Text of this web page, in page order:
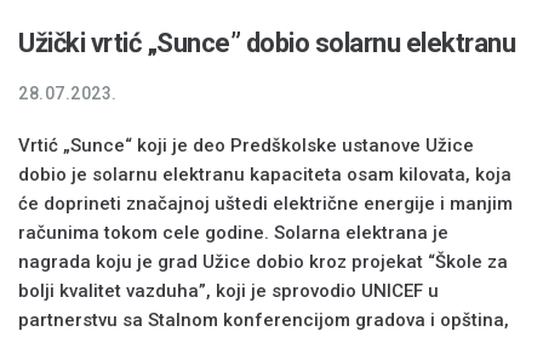
Užički vrtić „Sunce” dobio solarnu elektranu
28.07.2023.
Vrtić „Sunce“ koji je deo Predškolske ustanove Užice
dobio je solarnu elektranu kapaciteta osam kilovata, koja
će doprineti značajnoj uštedi električne energije i manjim
računima tokom cele godine. Solarna elektrana je
nagrada koju je grad Užice dobio kroz projekat “Škole za
bolji kvalitet vazduha”, koji je sprovodio UNICEF u
partnerstvu sa Stalnom konferencijom gradova i opština,